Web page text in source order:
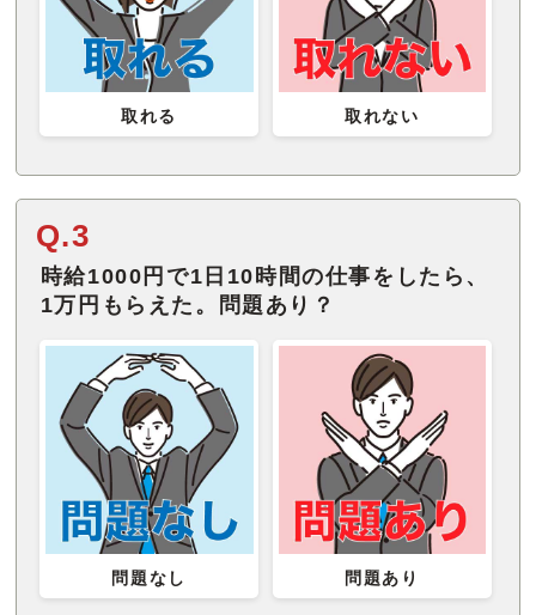
取れる 取れない
Q.3
時給1000円で1日10時間の仕事をしたら、
1万円もらえた。問題あり？
問題なし 問題あり